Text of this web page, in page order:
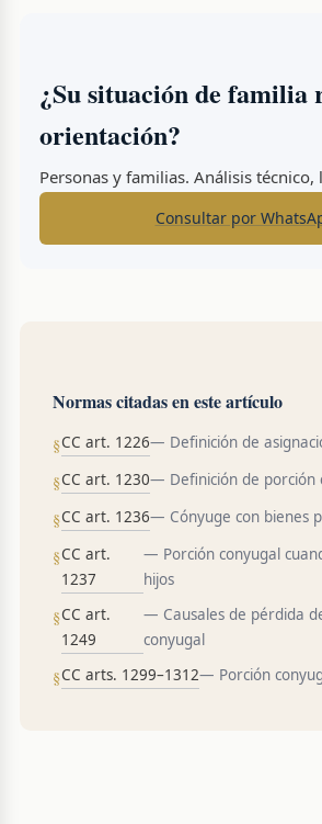
¿Su situación de familia
orientación?
Personas y familias. Análisis técnico,
Consultar por
Normas citadas en este artículo
CC art. 1226— Definición de
CC art. 1230— Definición de porción
CC art. 1236— Cónyuge con bienes
CC art.
1237
— Porción conyugal
hijos
CC art.
1249
— Causales de pérdida
conyugal
CC arts. 1299–1312— Porción